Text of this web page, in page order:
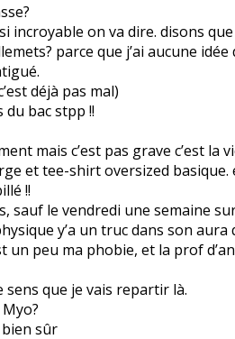
incroyable on va dire. disons
parce que j’ai aucune
déjà pas mal)
bac stpp !!
mais c’est pas grave c’est la
et tee-shirt oversized
!!
le vendredi une semaine
y’a un truc dans son
un peu ma phobie, et la prof
sens que je vais repartir là.
bien sûr